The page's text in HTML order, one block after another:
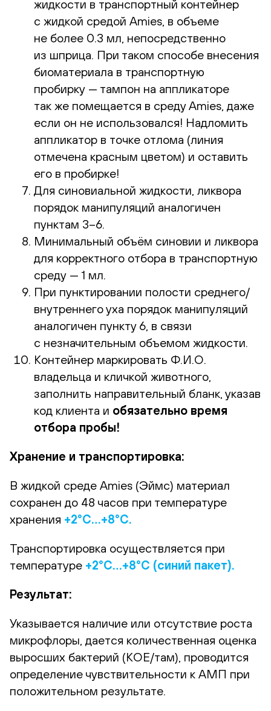
жидкости в транспортный контейнер
с жидкой средой Amies, в объеме
не более 0.3 мл, непосредственно
из шприца. При таком способе внесения
биоматериала в транспортную
пробирку — тампон на аппликаторе
так же помещается в среду Amies, даже
если он не использовался! Надломить
аппликатор в точке отлома (линия
отмечена красным цветом) и оставить
его в пробирке!
Для синовиальной жидкости, ликвора
порядок манипуляций аналогичен
пунктам 3–6.
Минимальный объём синовии и ликвора
для корректного отбора в транспортную
среду — 1 мл.
При пунктировании полости среднего/
внутреннего уха порядок манипуляций
аналогичен пункту 6, в связи
с незначительным объемом жидкости.
Контейнер маркировать Ф.И.О.
владельца и кличкой животного,
заполнить направительный бланк, указав
код клиента и обязательно время
отбора пробы!
Хранение и транспортировка:
В жидкой среде Amies (Эймс) материал
сохранен до 48 часов при температуре
хранения +2°С…+8°С.
Транспортировка осуществляется при
температуре +2°С…+8°С (синий пакет).
Результат:
Указывается наличие или отсутствие роста
микрофлоры, дается количественная оценка
выросших бактерий (КОЕ/там), проводится
определение чувствительности к АМП при
положительном результате.